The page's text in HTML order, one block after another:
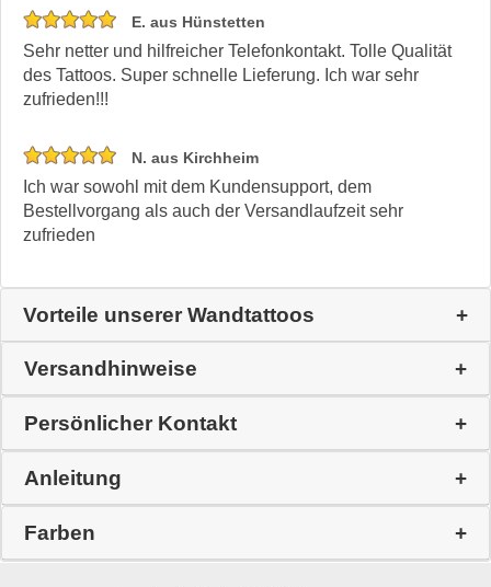
E. aus Hünstetten
Sehr netter und hilfreicher Telefonkontakt. Tolle Qualität
des Tattoos. Super schnelle Lieferung. Ich war sehr
zufrieden!!!
N. aus Kirchheim
Ich war sowohl mit dem Kundensupport, dem
Bestellvorgang als auch der Versandlaufzeit sehr
zufrieden
Vorteile unserer Wandtattoos
Versandhinweise
Persönlicher Kontakt
Anleitung
Farben